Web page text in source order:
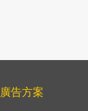
廣告方案